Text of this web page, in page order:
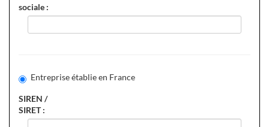
sociale :
Entreprise établie en France
SIREN /
SIRET :